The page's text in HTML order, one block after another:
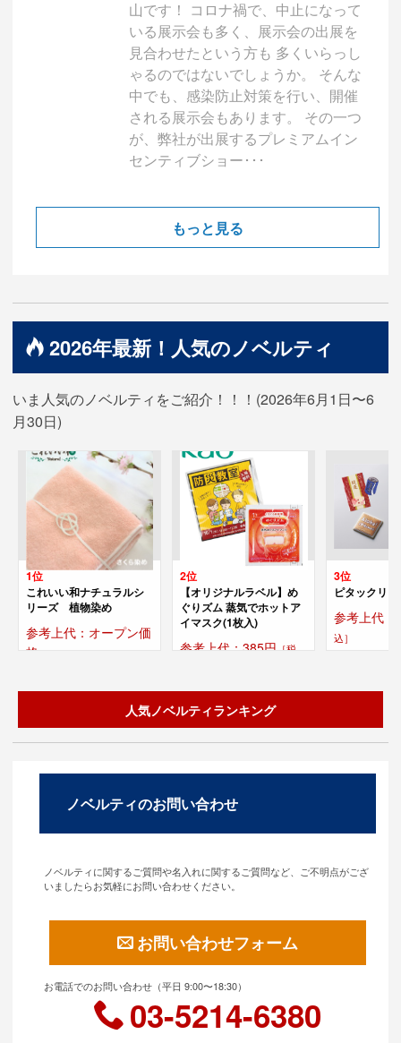
山です！ コロナ禍で、中止になって
いる展示会も多く、展示会の出展を
見合わせたという方も 多くいらっし
ゃるのではないでしょうか。 そんな
中でも、感染防止対策を行い、開催
される展示会もあります。 その一つ
が、弊社が出展するプレミアムイン
センティブショー･･･
もっと見る
2026年最新！人気のノベルティ
いま人気のノベルティをご紹介！！！(2026年6月1日〜6
月30日)
1位
これいい和ナチュラルシ
リーズ 植物染め
参考上代：オープン価
格
2位
【オリジナルラベル】め
ぐりズム 蒸気でホットア
イマスク(1枚入)
参考上代：385円［税
3位
ピタックリ
参考上代：
込］
人気ノベルティランキング
ノベルティのお問い合わせ
ノベルティに関するご質問や名入れに関するご質問など、ご不明点がござ
いましたらお気軽にお問い合わせください。
お問い合わせフォーム
お電話でのお問い合わせ（平日 9:00〜18:30）
03-5214-6380